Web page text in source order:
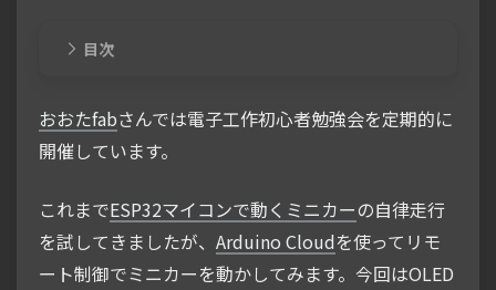
目次
おおたfabさんでは電子工作初心者勉強会を定期的に
開催しています。
これまでESP32マイコンで動くミニカーの自律走行
を試してきましたが、 Arduino Cloudを使ってリモ
ート制御でミニカーを動かしてみます。今回はOLED